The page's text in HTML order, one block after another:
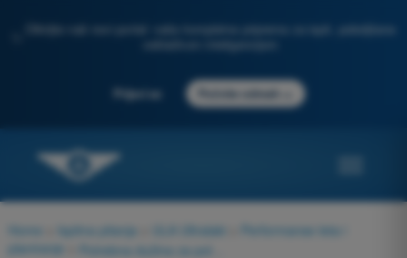
Otkrijte naš novi portal: vaša kompletna priprema za ispit, poboljšana
Prijavi se Počnite odmah
Home Ispitna pitanja ULA Ultralaki
Performanse leta i
planiranje